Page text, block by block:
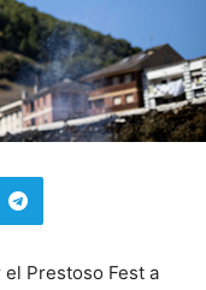
Prestoso Fest a